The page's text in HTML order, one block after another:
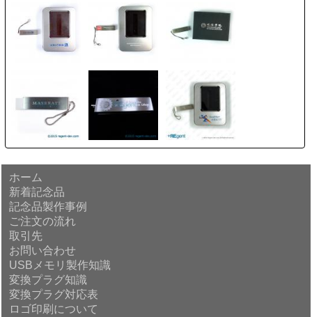
ホーム
新着記念品
記念品製作事例
ご注文の流れ
取引先
お問い合わせ
USBメモリ製作知識
変換プラグ知識
変換プラグ対応表
ロゴ印刷について